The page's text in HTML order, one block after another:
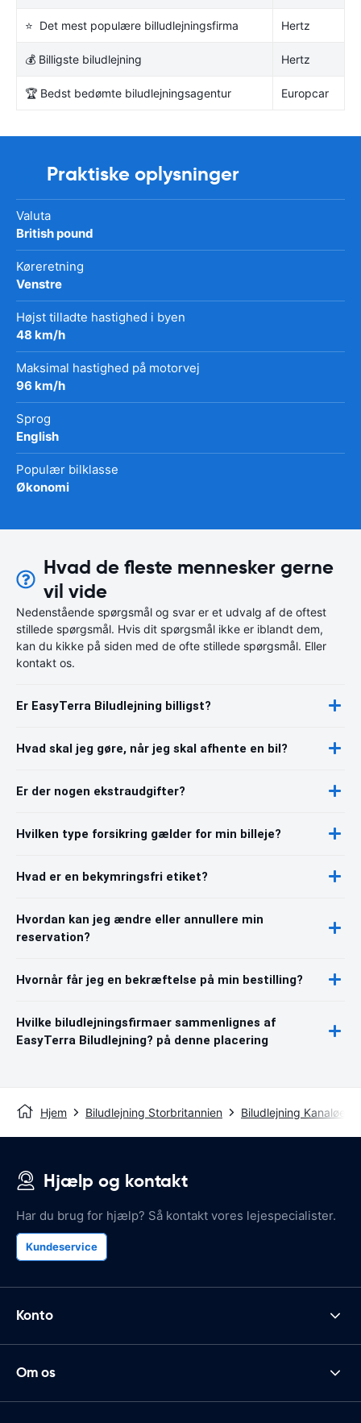
⭐ Det mest populære billudlejningsfirma Hertz
💰 Billigste biludlejning Hertz
🏆 Bedst bedømte biludlejningsagentur Europcar
Praktiske oplysninger
Valuta
British pound
Køreretning
Venstre
Højst tilladte hastighed i byen
48 km/h
Maksimal hastighed på motorvej
96 km/h
Sprog
English
Populær bilklasse
Økonomi
Hvad de fleste mennesker gerne
vil vide
Nedenstående spørgsmål og svar er et udvalg af de oftest
stillede spørgsmål. Hvis dit spørgsmål ikke er iblandt dem,
kan du kikke på siden med de ofte stillede spørgsmål. Eller
kontakt os.
Er EasyTerra Biludlejning billigst?
Hvad skal jeg gøre, når jeg skal afhente en bil?
Er der nogen ekstraudgifter?
Hvilken type forsikring gælder for min billeje?
Hvad er en bekymringsfri etiket?
Hvordan kan jeg ændre eller annullere min
reservation?
Hvornår får jeg en bekræftelse på min bestilling?
Hvilke biludlejningsfirmaer sammenlignes af
EasyTerra Biludlejning? på denne placering
Hjem Biludlejning Storbritannien Biludlejning
Hjælp og kontakt
Har du brug for hjælp? Så kontakt vores lejespecialister.
Kundeservice
Konto
Om os